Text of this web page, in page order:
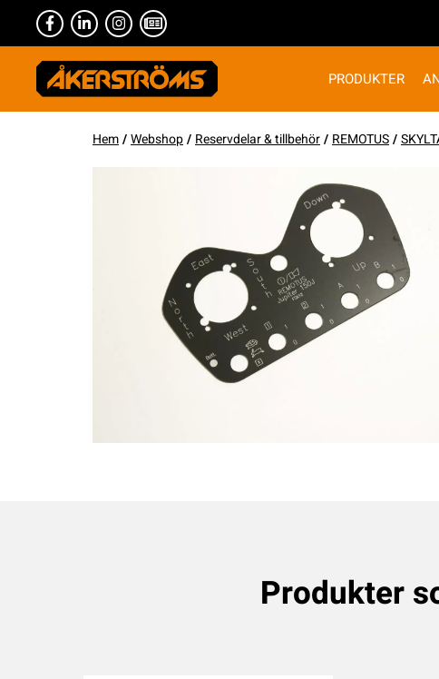
PRODUKTER
Hem/Webshop/ Reservdelar & tillbehör/ REMOTUS/
Produkter